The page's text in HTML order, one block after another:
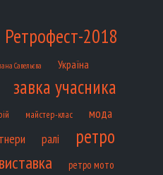
Ретрофест-2018
Савельєва Україна
завка учасника
майстер-клас мода
ралі ретро
ретро мото